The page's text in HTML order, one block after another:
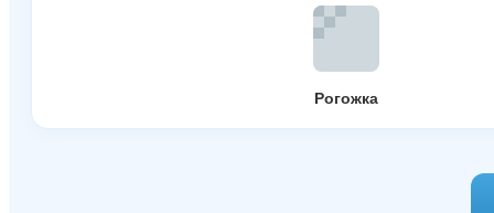
Рогожка